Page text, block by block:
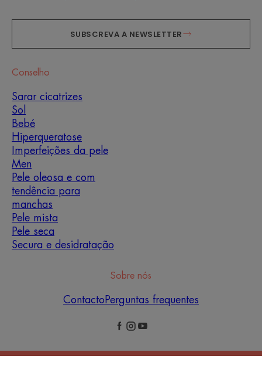
SUBSCREVA A NEWSLETTER
Conselho
Sarar cicatrizes
Sol
Bebé
Hiperqueratose
Imperfeições da pele
Men
Pele oleosa e com
tendência para
manchas
Pele mista
Pele seca
Secura e desidratação
Sobre nós
Contacto Perguntas frequentes